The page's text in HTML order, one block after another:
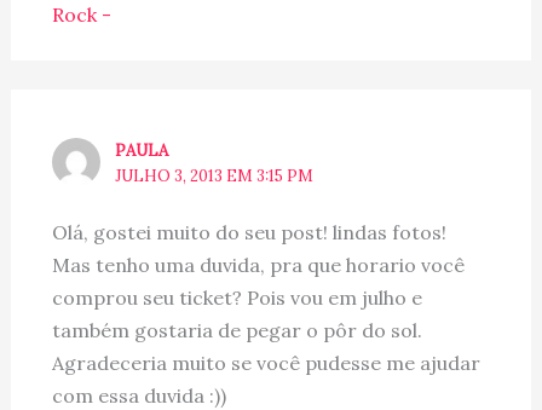
Rock -
PAULA
JULHO 3, 2013 EM 3:15 PM
Olá, gostei muito do seu post! lindas fotos!
Mas tenho uma duvida, pra que horario você
comprou seu ticket? Pois vou em julho e
também gostaria de pegar o pôr do sol.
Agradeceria muito se você pudesse me ajudar
com essa duvida :))